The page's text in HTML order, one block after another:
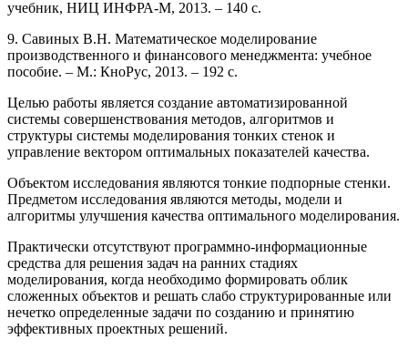
учебник, НИЦ ИНФРА-М, 2013. – 140 c.
9. Савиных В.Н. Математическое моделирование
производственного и финансового менеджмента: учебное
пособие. – М.: КноРус, 2013. – 192 c.
Целью работы является создание автоматизированной
системы совершенствования методов, алгоритмов и
структуры системы моделирования тонких стенок и
управление вектором оптимальных показателей качества.
Объектом исследования являются тонкие подпорные стенки.
Предметом исследования являются методы, модели и
алгоритмы улучшения качества оптимального моделирования.
Практически отсутствуют программно-информационные
средства для решения задач на ранних стадиях
моделирования, когда необходимо формировать облик
сложенных объектов и решать слабо структурированные или
нечетко определенные задачи по созданию и принятию
эффективных проектных решений.